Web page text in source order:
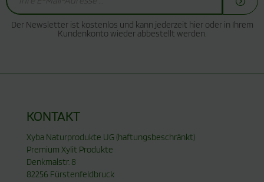
Der Newsletter ist kostenlos und kann jederzeit hier oder in Ihrem
Kundenkonto wieder abbestellt werden.
KONTAKT
Xyba Naturprodukte UG (haftungsbeschränkt)
Premium Xylit Produkte
Denkmalstr. 8
82256 Fürstenfeldbruck